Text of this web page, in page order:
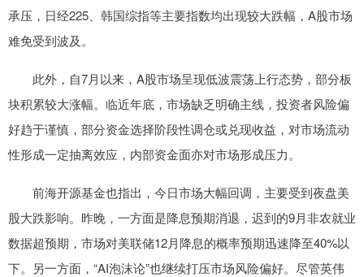
承压，日经225、韩国综指等主要指数均出现较大跌幅，A股市场
难免受到波及。
此外，自7月以来，A股市场呈现低波震荡上行态势，部分板
块积累较大涨幅。临近年底，市场缺乏明确主线，投资者风险偏
好趋于谨慎，部分资金选择阶段性调仓或兑现收益，对市场流动
性形成一定抽离效应，内部资金面亦对市场形成压力。
前海开源基金也指出，今日市场大幅回调，主要受到夜盘美
股大跌影响。昨晚，一方面是降息预期消退，迟到的9月非农就业
数据超预期，市场对美联储12月降息的概率预期迅速降至40%以
下。另一方面，“AI泡沫论”也继续打压市场风险偏好。尽管英伟